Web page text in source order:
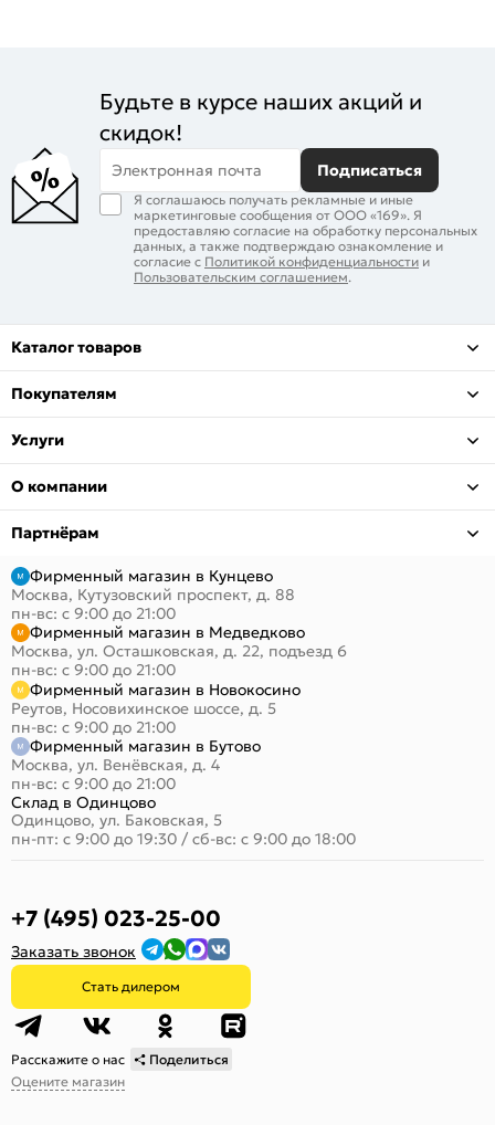
Будьте в курсе наших акций и
скидок!
Электронная почта Подписаться
Я соглашаюсь получать рекламные и иные
маркетинговые сообщения от ООО «169». Я
предоставляю согласие на обработку персональных
данных, а также подтверждаю ознакомление и
согласие с Политикой конфиденциальности и
Пользовательским соглашением.
Каталог товаров
Покупателям
Услуги
О компании
Партнёрам
Фирменный магазин в Кунцево
Москва, Кутузовский проспект, д. 88
пн-вс: с 9:00 до 21:00
Фирменный магазин в Медведково
Москва, ул. Осташковская, д. 22, подъезд 6
пн-вс: с 9:00 до 21:00
Фирменный магазин в Новокосино
Реутов, Носовихинское шоссе, д. 5
пн-вс: с 9:00 до 21:00
Фирменный магазин в Бутово
Москва, ул. Венёвская, д. 4
пн-вс: с 9:00 до 21:00
Склад в Одинцово
Одинцово, ул. Баковская, 5
пн-пт: с 9:00 до 19:30 / сб-вс: с 9:00 до 18:00
+7 (495) 023-25-00
Заказать звонок
Стать дилером
Расскажите о нас
Поделиться
Оцените магазин